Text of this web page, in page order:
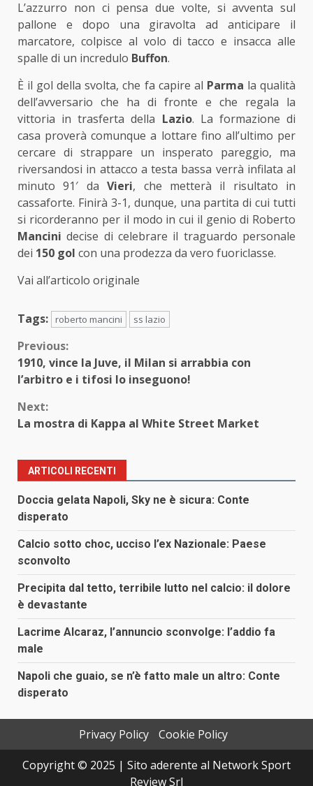
L’azzurro non ci pensa due volte, si avventa sul
pallone e dopo una giravolta ad anticipare il
marcatore, colpisce al volo di tacco e insacca alle
spalle di un incredulo Buffon.
È il gol della svolta, che fa capire al Parma la qualità
dell’avversario che ha di fronte e che regala la
vittoria in trasferta della Lazio. La formazione di
casa proverà comunque a lottare fino all’ultimo per
cercare di strappare un insperato pareggio, ma
riversandosi in attacco a testa bassa verrà infilata al
minuto 91′ daVieri, che metterà il risultato in
cassaforte. Finirà 3-1, dunque, una partita di cui tutti
si ricorderanno per il modo in cui il genio di Roberto
Mancini decise di celebrare il traguardo personale
dei 150 gol con una prodezza da vero fuoriclasse.
Vai all’articolo originale
Tags: roberto mancini ss lazio
Continue
Reading
Previous:
1910, vince la Juve, il Milan si arrabbia con
l’arbitro e i tifosi lo inseguono!
Next:
La mostra di Kappa al White Street Market
ARTICOLI RECENTI
Doccia gelata Napoli, Sky ne è sicura: Conte
disperato
Calcio sotto choc, ucciso l’ex Nazionale: Paese
sconvolto
Precipita dal tetto, terribile lutto nel calcio: il dolore
è devastante
Lacrime Alcaraz, l’annuncio sconvolge: l’addio fa
male
Napoli che guaio, se n’è fatto male un altro: Conte
disperato
Privacy Policy
Cookie Policy
Copyright © 2025 | Sito aderente al Network Sport
Review Srl